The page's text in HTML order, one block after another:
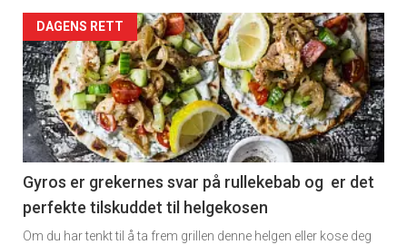
Forsiden
akkurat
nå
-
6
DAGENS RETT
Gyros er grekernes svar på rullekebab og er det
perfekte tilskuddet til helgekosen
Om du har tenkt til å ta frem grillen denne helgen eller kose deg